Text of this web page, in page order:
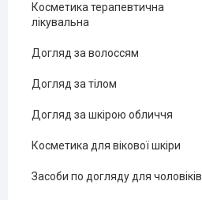
Косметика терапевтична
лікувальна
Догляд за волоссям
Догляд за тілом
Догляд за шкірою обличчя
Косметика для вікової шкіри
Засоби по догляду для чоловіків